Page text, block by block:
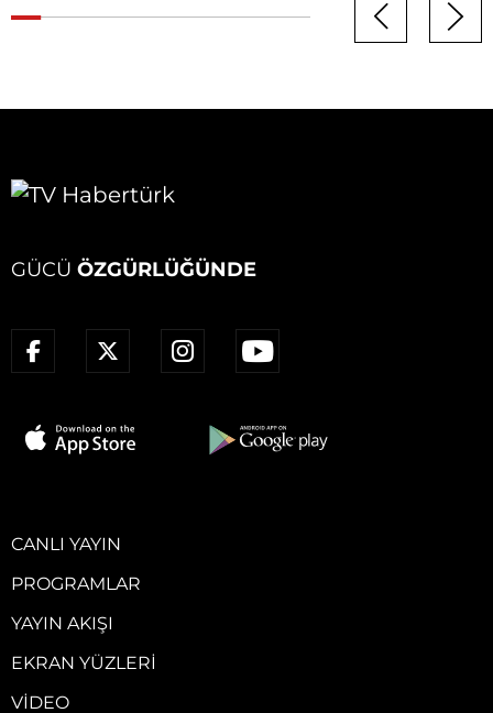
GÜCÜ ÖZGÜRLÜĞÜNDE
CANLI YAYIN
PROGRAMLAR
YAYIN AKIŞI
EKRAN YÜZLERI
VIDEO